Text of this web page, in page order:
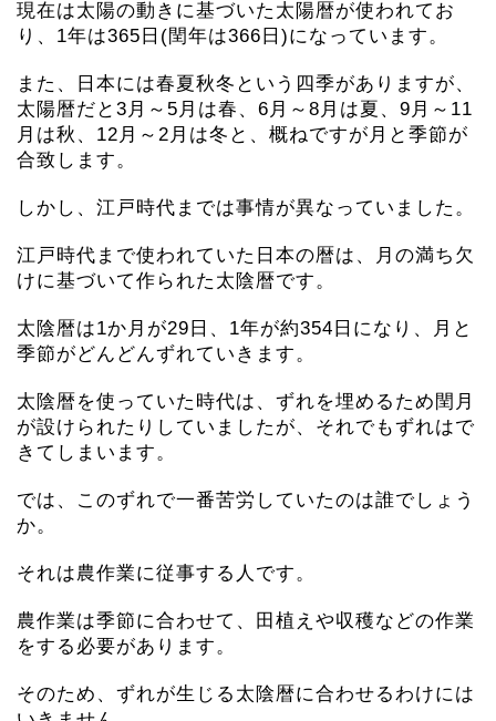
現在は太陽の動きに基づいた太陽暦が使われてお
り、1年は365日(閏年は366日)になっています。
また、日本には春夏秋冬という四季がありますが、
太陽暦だと3月～5月は春、6月～8月は夏、9月～11
月は秋、12月～2月は冬と、概ねですが月と季節が
合致します。
しかし、江戸時代までは事情が異なっていました。
江戸時代まで使われていた日本の暦は、月の満ち欠
けに基づいて作られた太陰暦です。
太陰暦は1か月が29日、1年が約354日になり、月と
季節がどんどんずれていきます。
太陰暦を使っていた時代は、ずれを埋めるため閏月
が設けられたりしていましたが、それでもずれはで
きてしまいます。
では、このずれで一番苦労していたのは誰でしょう
か。
それは農作業に従事する人です。
農作業は季節に合わせて、田植えや収穫などの作業
をする必要があります。
そのため、ずれが生じる太陰暦に合わせるわけには